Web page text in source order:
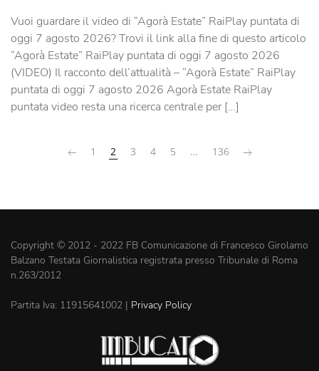
Vuoi guardare il video di “Agorà Estate” RaiPlay puntata di
oggi 7 agosto 2026? Trovi il link alla fine di questo articolo
“Agorà Estate” RaiPlay puntata di oggi 7 agosto 2026
(VIDEO) Il racconto dell’attualità – “Agorà Estate” RaiPlay
puntata di oggi 7 agosto 2026 Agorà Estate RaiPlay
puntata video resta una ricerca centrale per […]
1 2 3 4 5 … 136
Copyright © 2012 - 2022 FB Comunicazione di Francesco Girolamo
Balzano Testata Giornalistica registrata presso Tribunale di Roma
n.263/2012
Partita Iva: 11915641002 | Privacy Policy